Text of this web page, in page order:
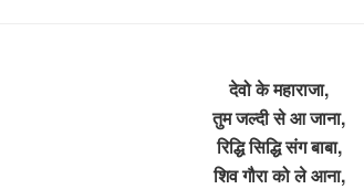
देवो के महाराजा,
तुम जल्दी से आ जाना,
रिद्धि सिद्धि संग बाबा,
शिव गौरा को ले आना,